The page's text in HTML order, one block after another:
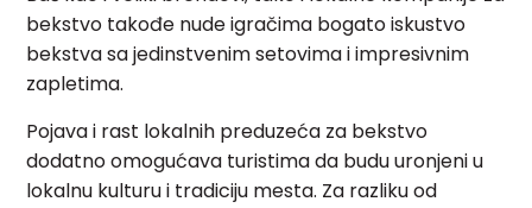
bekstvo takođe nude igračima bogato iskustvo
bekstva sa jedinstvenim setovima i impresivnim
zapletima.
Pojava i rast lokalnih preduzeća za bekstvo
dodatno omogućava turistima da budu uronjeni u
lokalnu kulturu i tradiciju mesta. Za razliku od